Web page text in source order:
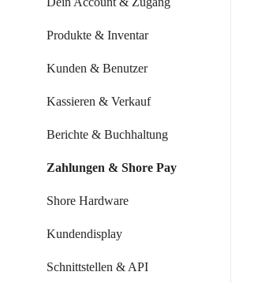
Plattformen
Systemeinstellungen
Leistungen & Kurse
Mitarbeiter & Ressourcen
Kundenverwaltung
Kundenkommunikation
Auswertungen
Produkte & Inventar
Kunden & Benutzer
Kassieren & Verkauf
Berichte & Buchhaltung
Zahlungen & Shore Pay
Shore Hardware
Kundendisplay
Schnittstellen & API